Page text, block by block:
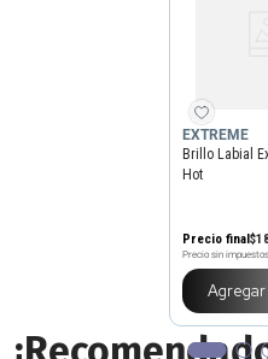
EXTREME
Brillo Labial
Hot
Precio final$
Precio sin